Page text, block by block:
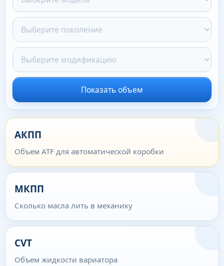
Показать объем
АКПП
Объем ATF для автоматической коробки
МКПП
Сколько масла лить в механику
CVT
Объем жидкости вариатора